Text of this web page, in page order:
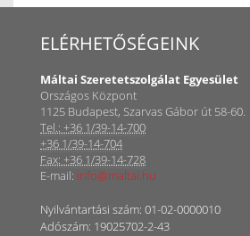
ELÉRHETŐSÉGEINK
Máltai Szeretetszolgálat Egyesület
Országos Központ
1125 Budapest, Szarvas Gábor út 58-60.
Tel.: +36 1/39-14-700
+36 1/39-14-704
Fax: +36 1/39-14-728
E-mail: info@maltai.hu
Nyilvántartási szám: 01-02-0000010
Adószám: 19025702-2-43